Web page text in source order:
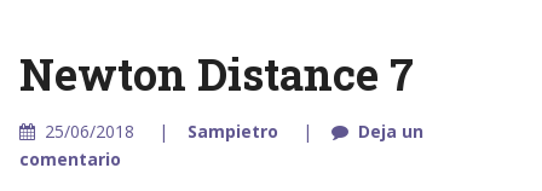
Newton Distance 7
25/06/2018 Sampietro
Deja un
comentario